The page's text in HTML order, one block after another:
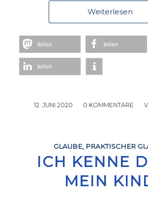
Weiterlesen
teilen teilen
teilen
12. JUNI 2020
/ 0 KOMMENTARE
/
GLAUBE, PRAKTISCHER
ICH KENNE
MEIN